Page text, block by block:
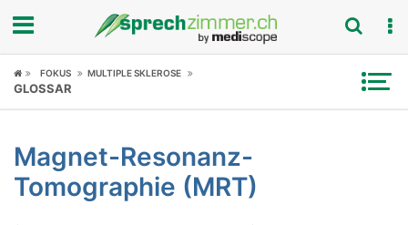
Fokus
Symptome
Untersuchungen
FOKUS MULTIPLE SKLEROSE
GLOSSAR
Magnet-Resonanz-
Tomographie (MRT)